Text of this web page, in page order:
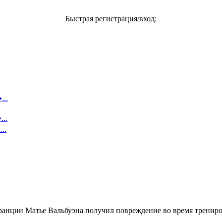
Быстрая регистрация/вход:
Матье Вальбуэна получил повреждение во время